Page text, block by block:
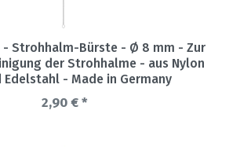
- Strohhalm-Bürste - Ø 8 mm - Zur
der Strohhalme - aus Nylon
Edelstahl - Made in Germany
2,90 € *